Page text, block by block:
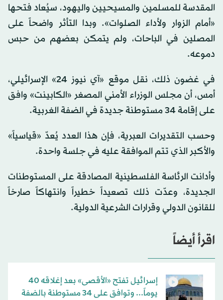
المقدسة للمسلمين والمسيحيين واليهود، سيُعاد فتحها
«أمام الزوار ولأداء الصلوات». وبدا التأثر واضحاً على
المصلين في الباحات، ولم يتمكن بعضهم من حبس
دموعه.
في غضون ذلك، نقل موقع «آي نيوز 24» الإسرائيلي،
أمس، أن مجلس الوزراء الأمني المصغر «الكابينت» وافق
على إقامة 34 مستوطنة جديدة في الضفة الغربية.
وحسب التقديرات العبرية، فإن هذا العدد يُعدّ «قياسياً»
والأكبر الذي تتم الموافقة عليه في جلسة واحدة.
وأدانت الرئاسة الفلسطينية المصادقة على المستوطنات
الجديدة، وعدّت ذلك تصعيداً خطيراً وانتهاكاً صارخاً
للقانون الدولي وقرارات الشرعية الدولية.
اقرأ أيضاً
إسرائيل تفتح «الأقصى» بعد إغلاقه 40
يوماً... وتوافق على 34 مستوطنة بالضفة